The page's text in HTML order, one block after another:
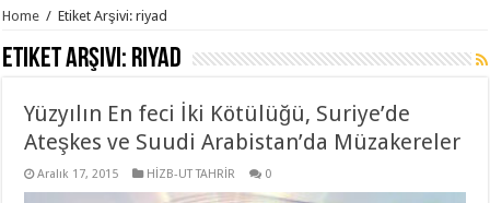
Home / Etiket Arşivi: riyad
Etiket Arşivi: riyad
Yüzyılın En feci İki Kötülüğü, Suriye’de
Ateşkes ve Suudi Arabistan’da Müzakereler
Aralık 17, 2015 HİZB-UT TAHRİR 0